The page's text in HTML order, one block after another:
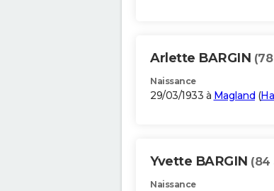
Arlette BARGIN
Naissance
29/03/1933 à Magland (
Yvette BARGIN (84
Naissance